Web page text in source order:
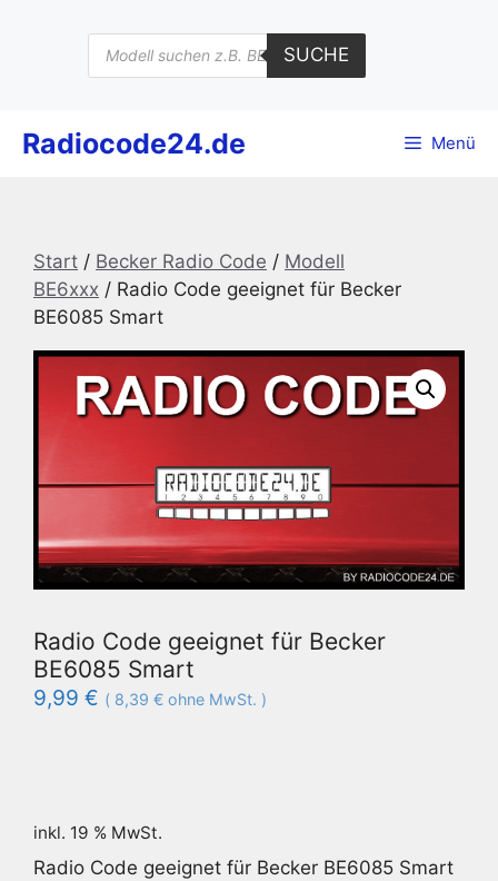
Products
search
SUCHE
Radiocode24.de Menü
Start / Becker Radio Code / Modell
BE6xxx / Radio Code geeignet für Becker
BE6085 Smart
Radio Code geeignet für Becker
BE6085 Smart
9,99 € ( 8,39 € ohne MwSt. )
inkl. 19 % MwSt.
Radio Code geeignet für Becker BE6085 Smart